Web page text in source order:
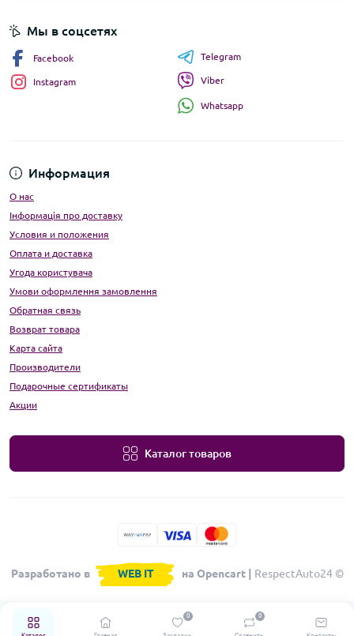
0 0
Информация
О нас
Інформація про доставку
Условия и положения
Оплата и доставка
Угода користувача
Умови оформлення замовлення
Обратная связь
Возврат товара
Карта сайта
Производители
Подарочные сертификаты
Акции
Каталог товаров
Мы в соцсетях
Facebook
Instagram
Telegram
Viber
Whatsapp
Разработано в WEB IT на Opencart | RespectAuto24 ©